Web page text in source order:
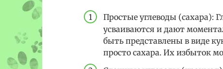
Простые углеводы (сахара):
усваиваются и дают
быть представлены в виде
просто сахара. Их избыток